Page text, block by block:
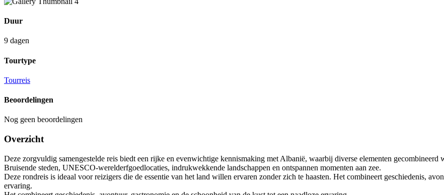
Duur
9 dagen
Tourtype
Tourreis
Beoordelingen
Nog geen beoordelingen
Overzicht
Deze zorgvuldig samengestelde reis biedt een rijke en evenwichtige kennismaking met Albanië, waarbij diverse elementen gecombineerd
Bruisende steden, UNESCO-werelderfgoedlocaties, indrukwekkende landschappen en ontspannen momenten aan zee.
Deze rondreis is ideaal voor reizigers die de essentie van het land willen ervaren zonder zich te haasten. Het combineert geschiedenis,
ervaring.